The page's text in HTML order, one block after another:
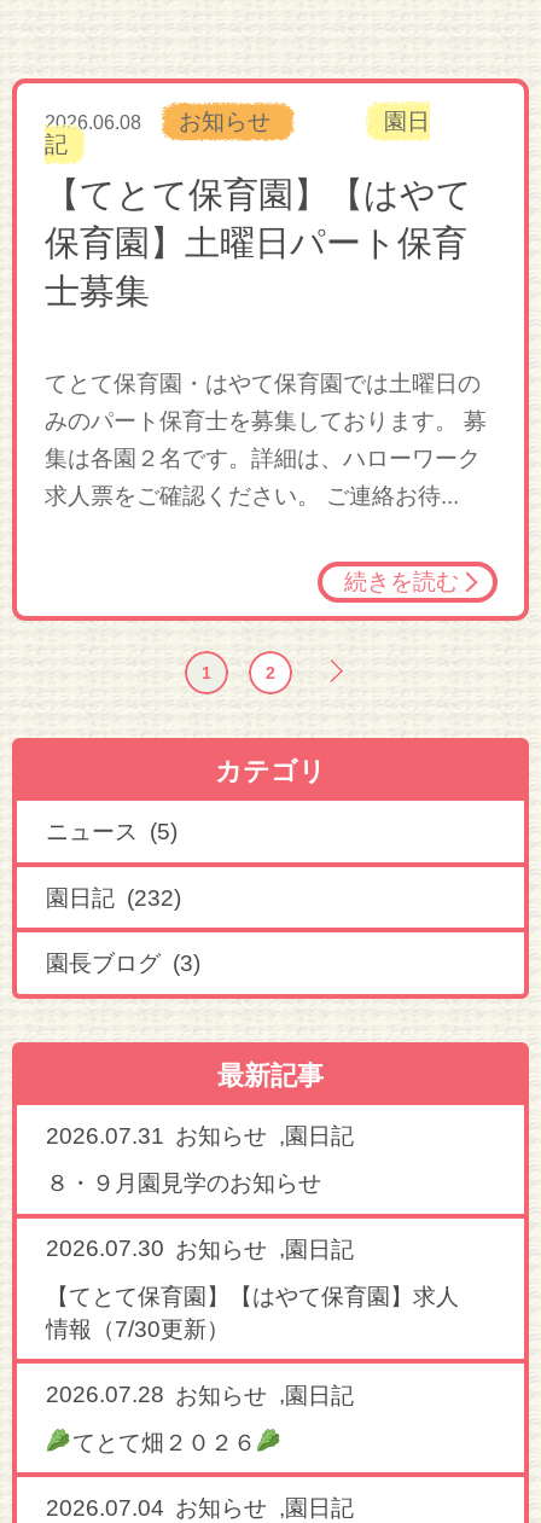
2026.06.08 お知らせ
園日
記
【てとて保育園】【はやて
保育園】土曜日パート保育
士募集
てとて保育園・はやて保育園では土曜日の
みのパート保育士を募集しております。 募
集は各園２名です。詳細は、ハローワーク
求人票をご確認ください。 ご連絡お待...
続きを読む
1 2
カテゴリ
ニュース (5)
園日記 (232)
園長ブログ (3)
最新記事
2026.07.31 お知らせ ,園日記
８・９月園見学のお知らせ
2026.07.30 お知らせ ,園日記
【てとて保育園】【はやて保育園】求人
情報（7/30更新）
2026.07.28 お知らせ ,園日記
てとて畑２０２６
2026.07.04 お知らせ ,園日記